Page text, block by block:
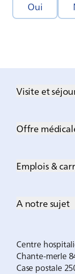
Oui
Visite et
Offre
Emplois &
A notre sujet
Centre
Chante-merle
Case postale